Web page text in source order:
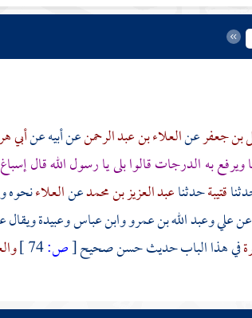
بن جعفرعنالعلاء بن عبد الرحمنعنأبيهعنأبي
ويرفع به الدرجات قالوا بلى يا رسول الله قال
قتيبةحدثناعبد العزيز بن محمدعنالعلاءنحوه
عن علي وعبد الله بن عمرو وابن عباس وعبيدة
في هذا الباب حديث حسن صحيح[ص: